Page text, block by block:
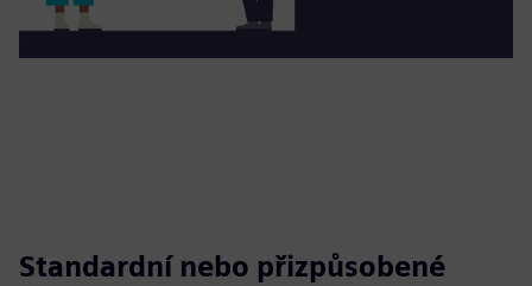
Standardní nebo přizpůsobené